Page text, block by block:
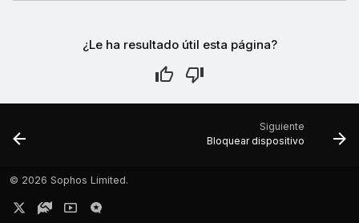
¿Le ha resultado útil esta página?
Siguiente
Bloquear dispositivo
© 2026 Sophos Limited.